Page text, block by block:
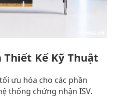
Thiết Kế Kỹ Thuật
ưu hóa cho các phần
thống chứng nhận ISV.